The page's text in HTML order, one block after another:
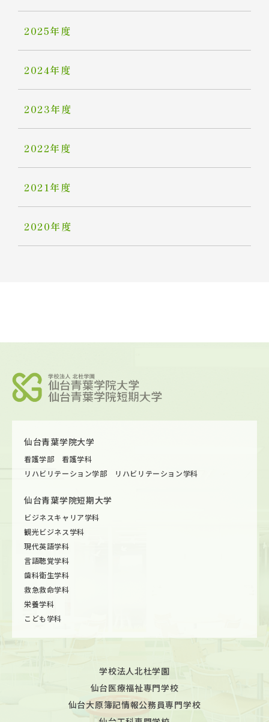
2025年度
2024年度
2023年度
2022年度
2021年度
2020年度
仙台青葉学院大学
看護学部 看護学科
リハビリテーション学部 リハビリテーション学科
仙台青葉学院短期大学
ビジネスキャリア学科
観光ビジネス学科
現代英語学科
言語聴覚学科
歯科衛生学科
救急救命学科
栄養学科
こども学科
学校法人北杜学園
仙台医療福祉専門学校
仙台大原簿記情報公務員専門学校